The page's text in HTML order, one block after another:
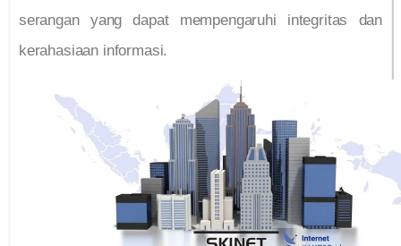
serangan yang dapat mempengaruhi integritas dan
kerahasiaan informasi.